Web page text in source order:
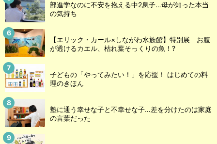
部進学なのに不安を抱える中2息子…母が知った本当
の気持ち
【エリック・カール×しながわ水族館】特別展 お腹
が透けるカエル、枯れ葉そっくりの魚！?
子どもの「やってみたい！」を応援！ はじめての料
理のきほん
塾に通う幸せな子と不幸せな子…差を分けたのは家庭
の言葉だった